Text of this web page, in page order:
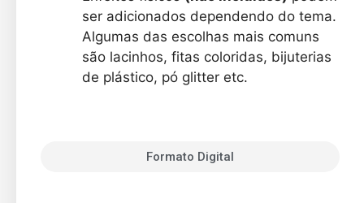
ser adicionados dependendo do tema.
Algumas das escolhas mais comuns
são lacinhos, fitas coloridas, bijuterias
de plástico, pó glitter etc.
Formato Digital